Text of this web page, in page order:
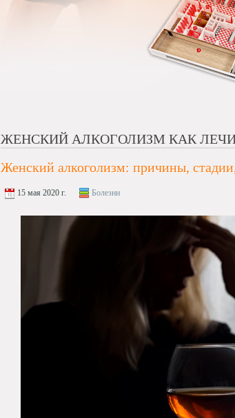
ЖЕНСКИЙ АЛКОГОЛИЗМ КАК
Женский алкоголизм: причины,
15 мая 2020 г. Болезни